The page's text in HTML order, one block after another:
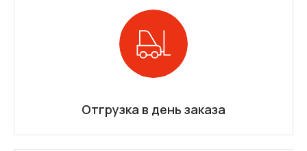
Отгрузка в день заказа